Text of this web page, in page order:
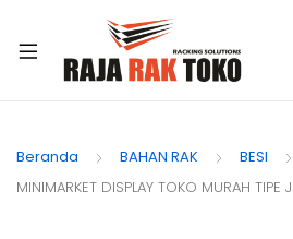
Beranda BAHAN RAK BESI
MINIMARKET DISPLAY TOKO MURAH TIPE